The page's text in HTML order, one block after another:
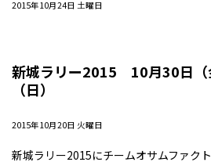
2015年10月24日 土曜日
新城ラリー2015 10月30日（
（日）
2015年10月20日 火曜日
新城ラリー2015にチームオサムファク